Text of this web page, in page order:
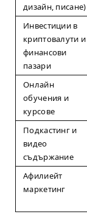
дизайн, писане)
Инвестиции в
криптовалути и
финансови
пазари
Онлайн
обучения и
курсове
Подкастинг и
видео
съдържание
Афилиейт
маркетинг